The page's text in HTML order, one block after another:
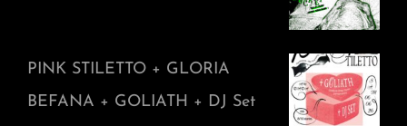
PINK STILETTO + GLORIA
BEFANA + GOLIATH + DJ Set